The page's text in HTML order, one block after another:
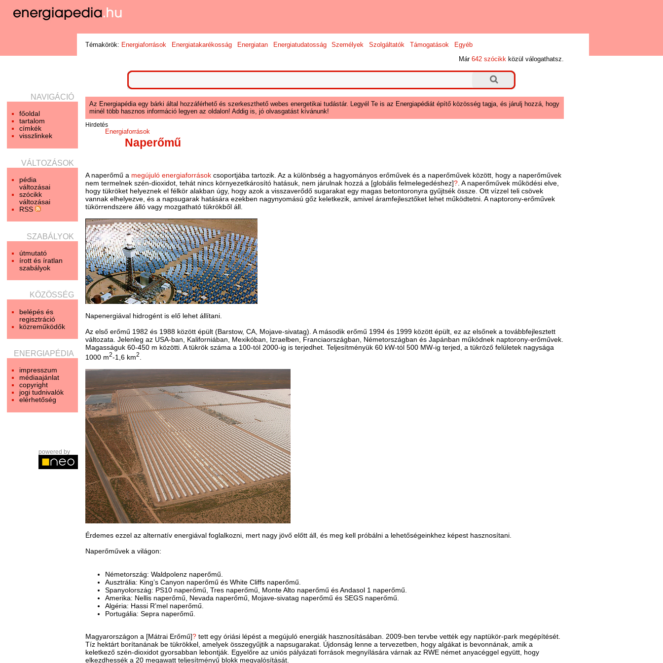
NAVIGÁCIÓ
főoldal
tartalom
címkék
visszlinkek
VÁLTOZÁSOK
pédia
változásai
szócikk
változásai
RSS
SZABÁLYOK
útmutató
írott és íratlan
szabályok
KÖZÖSSÉG
belépés és
regisztráció
közreműködők
ENERGIAPÉDIA
impresszum
médiaajánlat
copyright
jogi tudnivalók
elérhetőség
powered by
Témakörök: Energiaforrások Energiatakarékosság Energiatan Energiatudatosság Személyek Szolgáltatók Támogatások
Egyéb
Már642 szócikk közül válogathatsz.
Az Energiapédia egy bárki által hozzáférhető és szerkeszthető webes energetikai tudástár. Legyél Te is az Energiapédiát építő közösség tagja, és járulj hozzá, hogy
minél több hasznos információ legyen az oldalon! Addig is, jó olvasgatást kívánunk!
Hirdetés
Energiaforrások
Naperőmű
A naperőmű a megújuló energiaforrások csoportjába tartozik. Az a különbség a hagyományos erőművek és a naperőművek között, hogy a naperőművek
nem termelnek szén-dioxidot, tehát nincs környezetkárosító hatásuk, nem járulnak hozzá a [globális felmelegedéshez]?. A naperőművek működési elve,
hogy tükröket helyeznek el félkör alakban úgy, hogy azok a visszaverődő sugarakat egy magas betontoronyra gyűjtsék össze. Ott vízzel teli csövek
vannak elhelyezve, és a napsugarak hatására ezekben nagynyomású gőz keletkezik, amivel áramfejlesztőket lehet működtetni. A naptorony-erőművek
tükörrendszere álló vagy mozgatható tükrökből áll.
Napenergiával hidrogént is elő lehet állítani.
Az első erőmű 1982 és 1988 között épült (Barstow, CA, Mojave-sivatag). A második erőmű 1994 és 1999 között épült, ez az elsőnek a továbbfejlesztett
változata. Jelenleg az USA-ban, Kaliforniában, Mexikóban, Izraelben, Franciaországban, Németországban és Japánban működnek naptorony-erőművek.
Magasságuk 60-450 m közötti. A tükrök száma a 100-tól 2000-ig is terjedhet. Teljesítményük 60 kW-tól 500 MW-ig terjed, a tükröző felületek nagysága
1000 m2-1,6 km2
Érdemes ezzel az alternatív energiával foglalkozni, mert nagy jövő előtt áll, és meg kell próbálni a lehetőségeinkhez képest hasznosítani.
Naperőművek a világon:
Németország: Waldpolenz naperőmű.
Ausztrália: King’s Canyon naperőmű és White Cliffs naperőmű.
Spanyolország: PS10 naperőmű, Tres naperőmű, Monte Alto naperőmű és Andasol 1 naperőmű.
Amerika: Nellis naperőmű, Nevada naperőmű, Mojave-sivatag naperőmű és SEGS naperőmű.
Algéria: Hassi R’mel naperőmű.
Portugália: Sepra naperőmű.
Magyarországon a [Mátrai Erőmű]? tett egy óriási lépést a megújuló energiák hasznosításában. 2009-ben tervbe vették egy naptükör-park megépítését.
Tíz hektárt borítanának be tükrökkel, amelyek összegyűjtik a napsugarakat. Újdonság lenne a tervezetben, hogy algákat is bevonnának, amik a
keletkező szén-dioxidot gyorsabban lebontják. Egyelőre az uniós pályázati források megnyílására várnak az RWE német anyacéggel együtt, hogy
elkezdhessék a 20 megawatt teljesítményű blokk megvalósítását.